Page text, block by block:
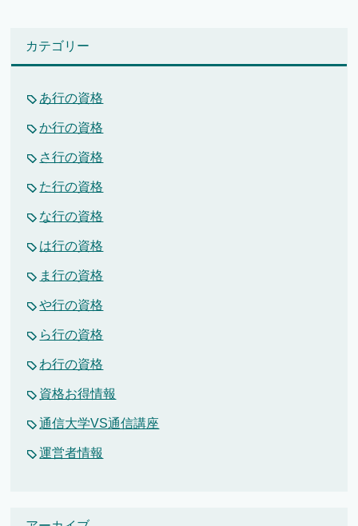
カテゴリー
あ行の資格
か行の資格
さ行の資格
た行の資格
な行の資格
は行の資格
ま行の資格
や行の資格
ら行の資格
わ行の資格
資格お得情報
通信大学VS通信講座
運営者情報